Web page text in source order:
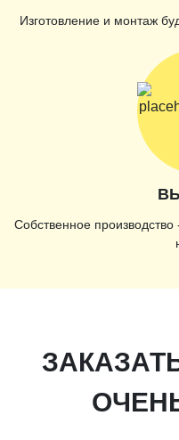
Изготовление и монтаж
Собственное